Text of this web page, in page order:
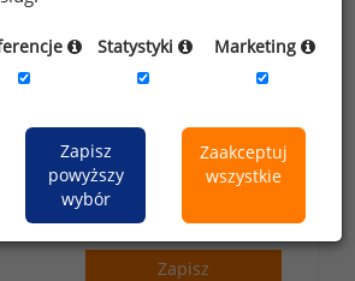
portalu wynagrodzenia.pl.
zgodę na przesyłanie na podany
marketingowych. Oświadczam,
się z treścią
informacji na
Zapisz
Statystyki Marketing
Zapisz
powyższy
wybór
Zaakceptuj
wszystkie